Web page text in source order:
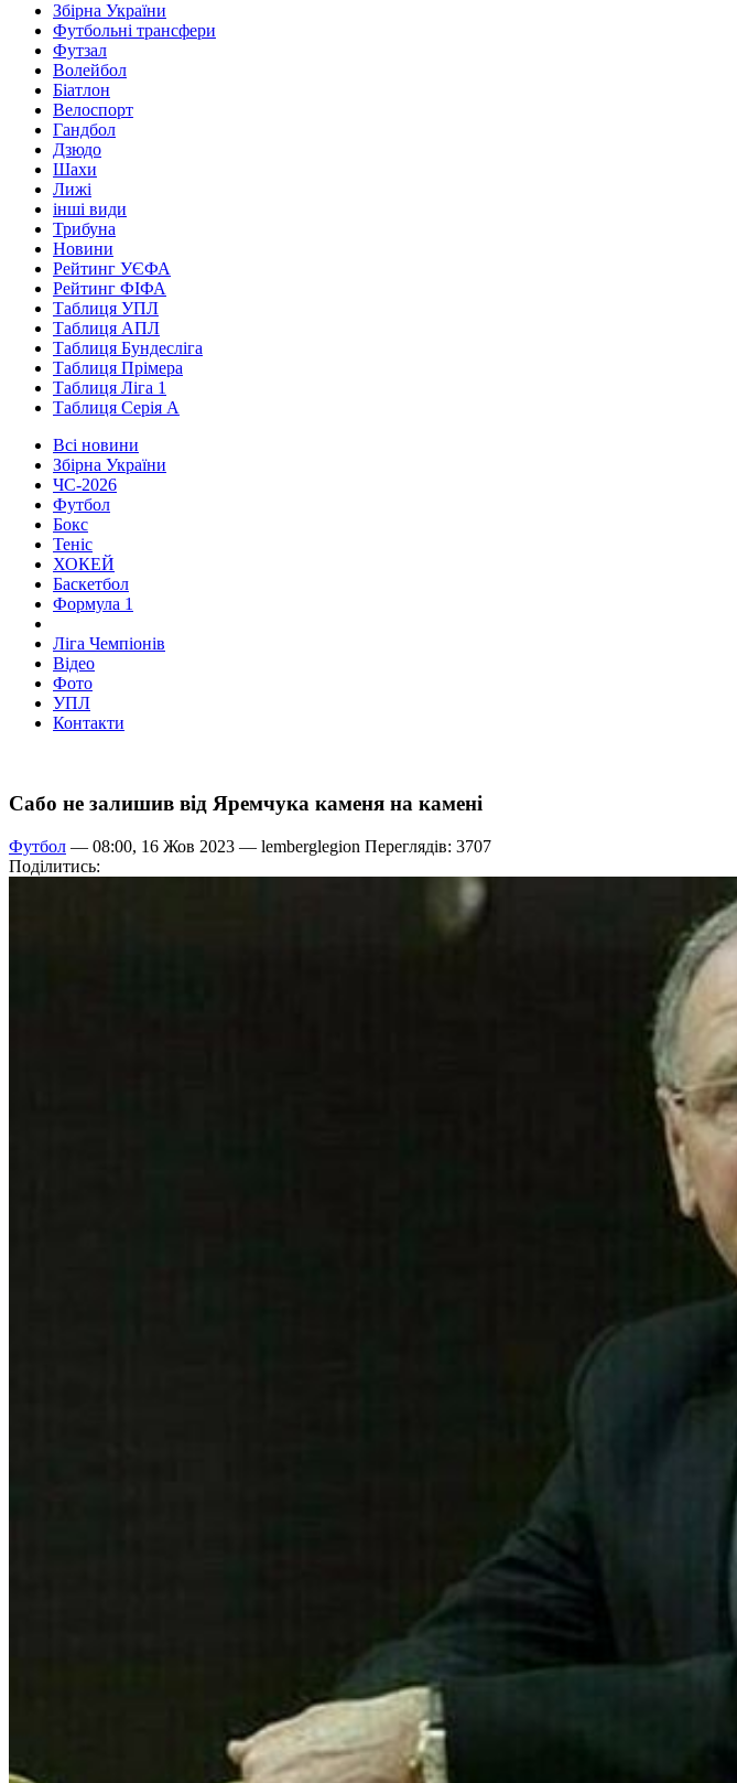
Збірна України
Футбольні трансфери
Футзал
Волейбол
Біатлон
Велоспорт
Гандбол
Дзюдо
Шахи
Лижі
інші види
Трибуна
Новини
Рейтинг УЄФА
Рейтинг ФІФА
Таблиця УПЛ
Таблиця АПЛ
Таблиця Бундесліга
Таблиця Прімера
Таблиця Ліга 1
Таблиця Серія А
Всі новини
Збірна України
ЧС-2026
Футбол
Бокс
Теніс
ХОКЕЙ
Баскетбол
Формула 1
Ліга Чемпіонів
Відео
Фото
УПЛ
Контакти
Сабо не залишив від Яремчука каменя на камені
Футбол — 08:00, 16 Жов 2023 — lemberglegion Переглядів: 3707
Поділитись: